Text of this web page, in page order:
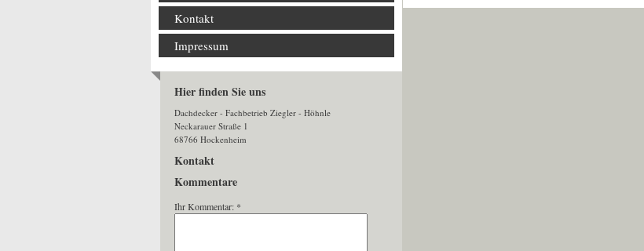
Kontakt
Impressum
Hier finden Sie uns
Dachdecker - Fachbetrieb Ziegler - Höhnle
Neckarauer Straße 1
68766 Hockenheim
Kontakt
Kommentare
Ihr Kommentar: *